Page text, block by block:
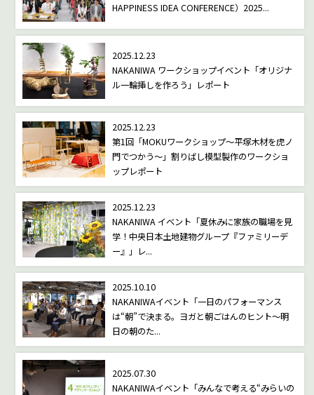
HAPPINESS IDEA CONFERENCE）2025...
2025.12.23
NAKANIWA ワークショップイベント「オリジナ
ル一輪挿しを作ろう」レポート
2025.12.23
第1回「MOKUワークショップ～平塚木材を虎ノ
門でつかう～」割りばし模型製作のワークショ
ップレポート
2025.12.23
NAKANIWA イベント「夏休みに家族の職場を見
学！中央日本土地建物グループ『ファミリーデ
ー』」レ...
2025.10.10
NAKANIWAイベント「一日のパフォーマンス
は“朝”で決まる。ヨガと朝ごはんのヒント〜明
日の朝のた...
2025.07.30
NAKANIWAイベント「みんなで考える“みらいの